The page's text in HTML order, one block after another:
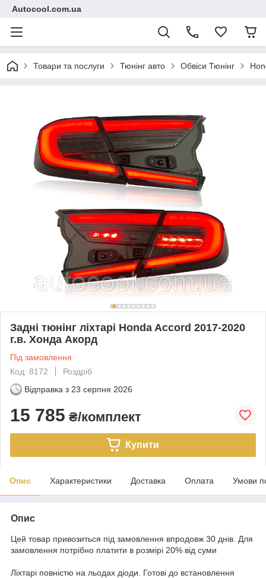
Autocool.com.ua
Товари та послуги Тюнінг авто Обвіси Тюнінг
Задні тюнінг ліхтарі Honda Accord 2017-2020
г.в. Хонда Акорд
Під замовлення
Код: 8172
Роздріб
Відправка з 23 серпня 2026
15 785 ₴/комплект
Купити
Опис Характеристики Доставка Оплата Умови
Опис
Цей товар привозиться під замовлення впродовж 30 днів. Для
замовлення потрібно платити в розмірі 20% від суми
Ліхтарі повністю на льодах діоди. Готові до встановлення